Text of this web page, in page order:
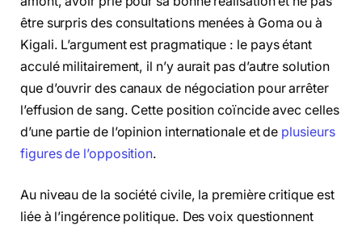
être surpris des consultations menées à Goma ou à
Kigali. L’argument est pragmatique : le pays étant
acculé militairement, il n’y aurait pas d’autre solution
que d’ouvrir des canaux de négociation pour arrêter
l’effusion de sang. Cette position coïncide avec celles
d’une partie de l’opinion internationale et de plusieurs
figures de l’opposition.
Au niveau de la société civile, la première critique est
liée à l’ingérence politique. Des voix questionnent